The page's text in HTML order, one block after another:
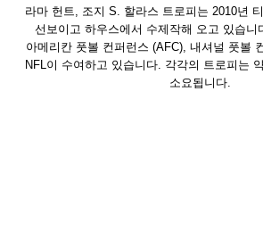
라마 헌트, 조지 S. 할라스 트로피는 2010년
선보이고 하우스에서 수제작해 오고 있습니
아메리칸 풋볼 컨퍼런스 (AFC), 내셔널 풋볼
NFL이 수여하고 있습니다. 각각의 트로피는
소요됩니다.